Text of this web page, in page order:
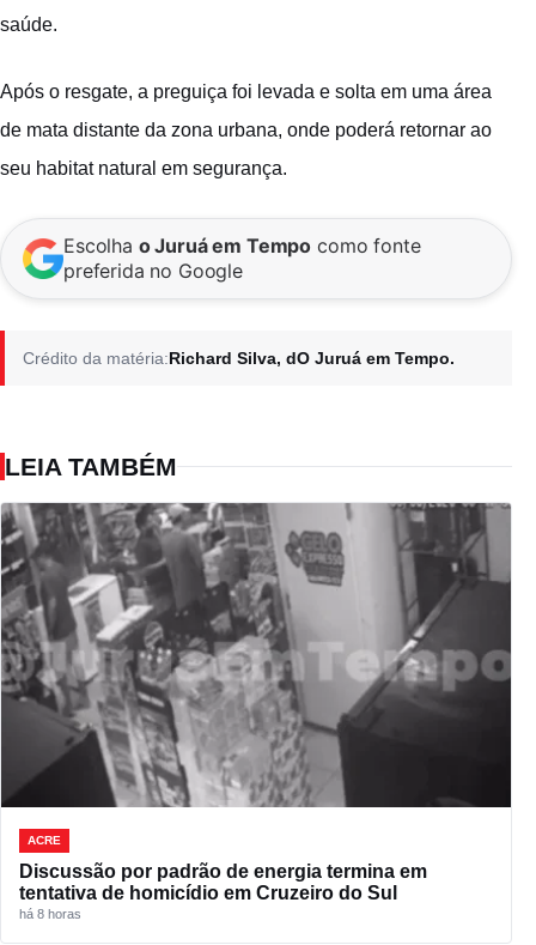
saúde.
Após o resgate, a preguiça foi levada e solta em uma área
de mata distante da zona urbana, onde poderá retornar ao
seu habitat natural em segurança.
Escolha o Juruá em Tempo como fonte
preferida no Google
Crédito da matéria:Richard Silva, dO Juruá em Tempo.
LEIA TAMBÉM
ACRE
Discussão por padrão de energia termina em
tentativa de homicídio em Cruzeiro do Sul
há 8 horas